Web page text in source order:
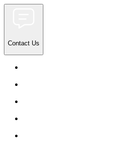
Contact Us